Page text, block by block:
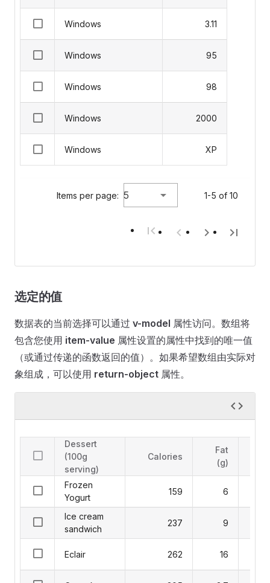
Windows 3.11
Windows 95
Windows 98
Windows 2000
Windows XP
Items per page: 5 1-5 of 10
选定的值
数据表的当前选择可以通过 v-model 属性访问。数组将
包含您使用 item-value 属性设置的属性中找到的唯一值
（或通过传递的函数返回的值）。如果希望数组由实际对
象组成，可以使用 return-object 属性。
Dessert
(100g
serving)
Calories
Fat
(g)
Frozen
Yogurt
159 6
Ice cream
sandwich
237 9
Eclair 262 16